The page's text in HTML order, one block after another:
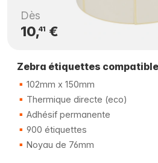
Dès
10,41 €
Zebra étiquettes
102mm x 150mm
Thermique directe (eco)
Adhésif permanente
900 étiquettes
Noyau de 76mm